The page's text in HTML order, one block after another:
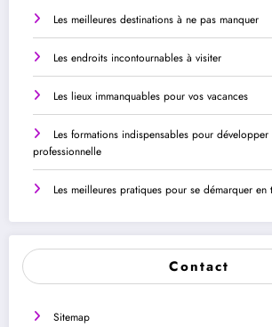
Les meilleures destinations à ne pas manquer
Les endroits incontournables à visiter
Les lieux immanquables pour vos vacances
Les formations indispensables pour
professionnelle
Les meilleures pratiques pour se démarquer en
Contact
Sitemap